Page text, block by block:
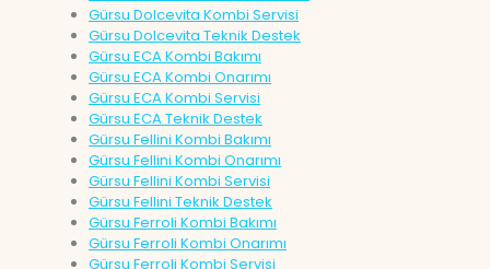
Gürsu Dolcevita Kombi Servisi
Gürsu Dolcevita Teknik Destek
Gürsu ECA Kombi Bakımı
Gürsu ECA Kombi Onarımı
Gürsu ECA Kombi Servisi
Gürsu ECA Teknik Destek
Gürsu Fellini Kombi Bakımı
Gürsu Fellini Kombi Onarımı
Gürsu Fellini Kombi Servisi
Gürsu Fellini Teknik Destek
Gürsu Ferroli Kombi Bakımı
Gürsu Ferroli Kombi Onarımı
Gürsu Ferroli Kombi Servisi